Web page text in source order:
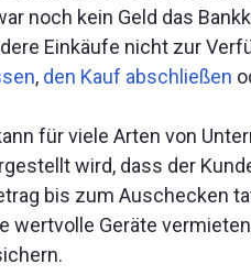
noch kein Geld das
Einkäufe nicht zur
, den Kauf abschließen
für viele Arten von
wird, dass der
bis zum Auschecken
wertvolle Geräte